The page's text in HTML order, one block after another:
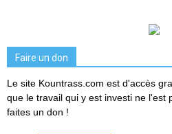
Faire un don
Le site Kountrass.com est d'accès
que le travail qui y est investi ne l'est
faites un don !